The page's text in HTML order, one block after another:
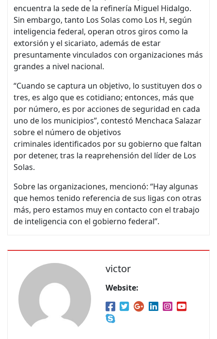
encuentra la sede de la refinería Miguel Hidalgo.
Sin embargo, tanto Los Solas como Los H, según
inteligencia federal, operan otros giros como la
extorsión y el sicariato, además de estar
presuntamente vinculados con organizaciones más
grandes a nivel nacional.
“Cuando se captura un objetivo, lo sustituyen dos o
tres, es algo que es cotidiano; entonces, más que
por número, es por acciones de seguridad en cada
uno de los municipios”, contestó Menchaca Salazar
sobre el número de objetivos
criminales identificados por su gobierno que faltan
por detener, tras la reaprehensión del líder de Los
Solas.
Sobre las organizaciones, mencionó: “Hay algunas
que hemos tenido referencia de sus ligas con otras
más, pero estamos muy en contacto con el trabajo
de inteligencia con el gobierno federal”.
victor
Website: